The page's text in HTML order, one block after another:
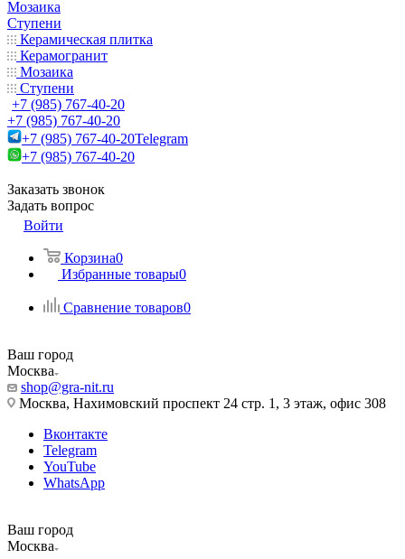
Мозаика
Ступени
Керамическая плитка
Керамогранит
Мозаика
Ступени
+7 (985) 767-40-20
+7 (985) 767-40-20
+7 (985) 767-40-20Telegram
+7 (985) 767-40-20
Заказать звонок
Задать вопрос
Войти
Корзина0
Избранные товары0
Сравнение товаров0
Ваш город
Москва
shop@gra-nit.ru
Москва, Нахимовский проспект 24 стр. 1, 3 этаж, офис 308
Вконтакте
Telegram
YouTube
WhatsApp
Ваш город
Москва